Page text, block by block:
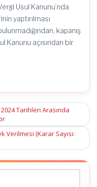
Usul Kanunu’nda
yaptırılması
kapanış
Kanunu açısından bir
Tarihleri Arasında
Verilmesi (Karar Sayısı: